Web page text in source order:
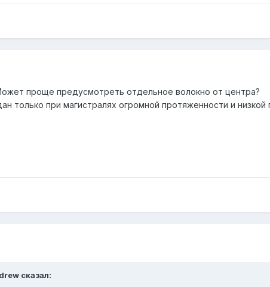
проще предусмотреть отдельное волокно от центра?
только при магистралях огромной протяженности и низкой
сказал: